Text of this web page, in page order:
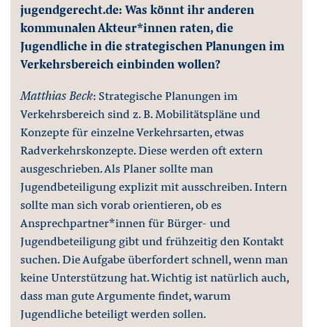
jugendgerecht.de: Was könnt ihr anderen
kommunalen Akteur*innen raten, die
Jugendliche in die strategischen Planungen im
Verkehrsbereich einbinden wollen?
Matthias Beck: Strategische Planungen im
Verkehrsbereich sind z. B. Mobilitätspläne und
Konzepte für einzelne Verkehrsarten, etwas
Radverkehrskonzepte. Diese werden oft extern
ausgeschrieben. Als Planer sollte man
Jugendbeteiligung explizit mit ausschreiben. Intern
sollte man sich vorab orientieren, ob es
Ansprechpartner*innen für Bürger- und
Jugendbeteiligung gibt und frühzeitig den Kontakt
suchen. Die Aufgabe überfordert schnell, wenn man
keine Unterstützung hat. Wichtig ist natürlich auch,
dass man gute Argumente findet, warum
Jugendliche beteiligt werden sollen.